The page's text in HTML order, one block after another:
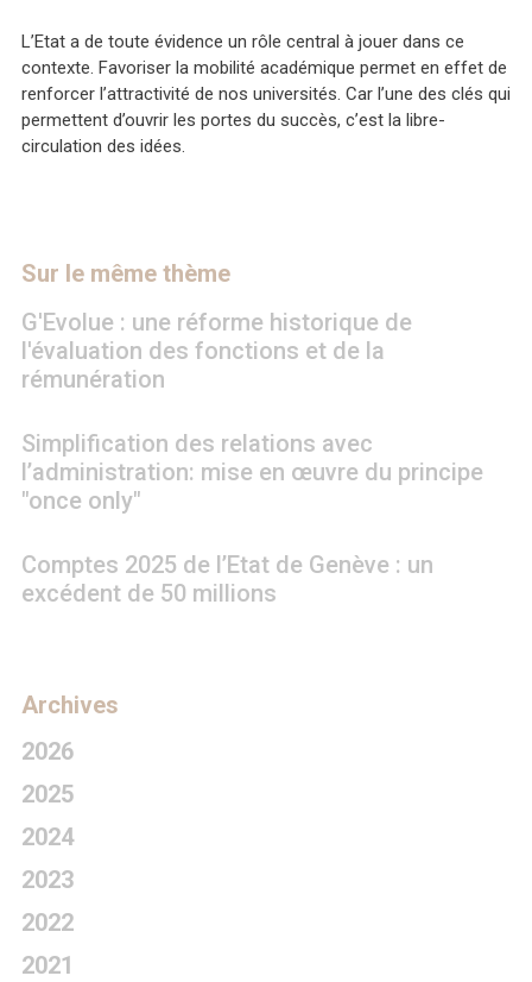
Sur le même thème
G'Evolue : une réforme historique de
l'évaluation des fonctions et de la
rémunération
Simplification des relations avec
l’administration: mise en œuvre du principe
"once only"
Comptes 2025 de l’Etat de Genève : un
excédent de 50 millions
Archives
2026
2025
2024
2023
2022
2021
L’Etat a de toute évidence un rôle central à jouer dans ce
contexte. Favoriser la mobilité académique permet en effet de
renforcer l’attractivité de nos universités. Car l’une des clés qui
permettent d’ouvrir les portes du succès, c’est la libre-
circulation des idées.